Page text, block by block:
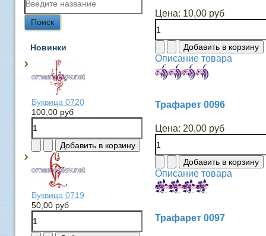
Новинки
Буквица 0720
100,00 руб
Буквица 0719
50,00 руб
Цена: 10,00 руб
Описание товара
Трафарет 0096
Цена: 20,00 руб
Описание товара
Трафарет 0097